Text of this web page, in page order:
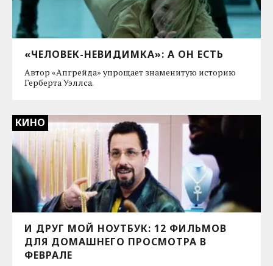
«ЧЕЛОВЕК-НЕВИДИМКА»: А ОН ЕСТЬ
Автор «Апгрейда» упрощает знаменитую историю
Герберта Уэллса.
КИНО
И ДРУГ МОЙ НОУТБУК: 12 ФИЛЬМОВ
ДЛЯ ДОМАШНЕГО ПРОСМОТРА В
ФЕВРАЛЕ